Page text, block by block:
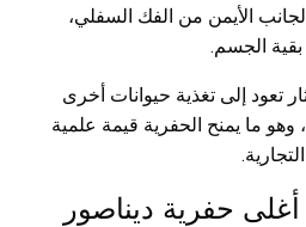
الأيمن من الفك السفلي،
الجسم.
تعود إلى تغذية حيوانات أخرى
ما يمنح الحفرية قيمة علمية
حفرية ديناصور